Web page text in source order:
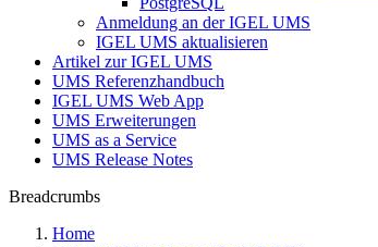
Anmeldung an der IGEL UMS
IGEL UMS aktualisieren
Artikel zur IGEL UMS
UMS Referenzhandbuch
IGEL UMS Web App
UMS Erweiterungen
UMS as a Service
UMS Release Notes
Breadcrumbs
Home